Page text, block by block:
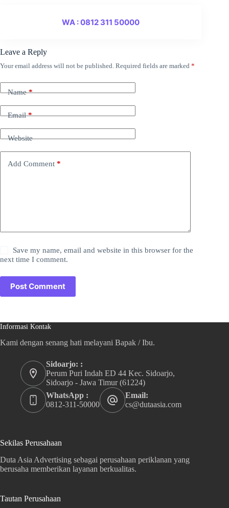
WA : 0812 311 50000
Leave a Reply
Your email address will not be published. Required fields are marked *
Name*
Email*
Website
Add Comment *
Save my name, email and website in this browser for the
next time I comment.
Post Comment
Informasi Kontak
Kami dengan senang hati melayani Bapak / Ibu.
Sidoarjo: :
Perum Puri Indah ED 44 Kec. Sidoarjo,
Sidoarjo - Jawa Timur (61224)
WhatsApp :
0812-311-50000
Email:
cs@dutaasia.com
Sekilas Perusahaan
Duta Asia Advertising sebagai perusahaan periklanan yang
berusaha memberikan layanan berkualitas.
Tautan Perusahaan